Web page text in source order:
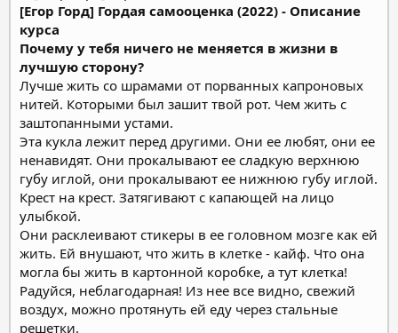
[Егор Горд] Гордая самооценка (2022) - Описание
курса
Почему у тебя ничего не меняется в жизни в
лучшую сторону?
Лучше жить со шрамами от порванных капроновых
нитей. Которыми был зашит твой рот. Чем жить с
заштопанными устами.
Эта кукла лежит перед другими. Они ее любят, они ее
ненавидят. Они прокалывают ее сладкую верхнюю
губу иглой, они прокалывают ее нижнюю губу иглой.
Крест на крест. Затягивают с капающей на лицо
улыбкой.
Они расклеивают стикеры в ее головном мозге как ей
жить. Ей внушают, что жить в клетке - кайф. Что она
могла бы жить в картонной коробке, а тут клетка!
Радуйся, неблагодарная! Из нее все видно, свежий
воздух, можно протянуть ей еду через стальные
решетки.